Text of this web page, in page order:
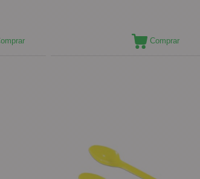
Comprar